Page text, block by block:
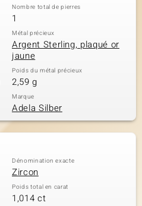
Nombre total de pierres
1
Métal précieux
Argent Sterling, plaqué or
jaune
Poids du métal précieux
2,59 g
Marque
Adela Silber
Dénomination exacte
Zircon
Poids total en carat
1,014 ct